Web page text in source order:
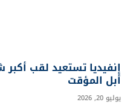
إنفيديا تستعيد لقب
أبل المؤقت
يوليو 20, 2026